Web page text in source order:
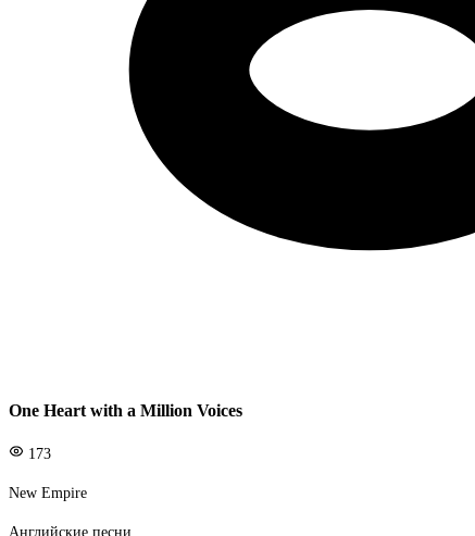
One Heart with a Million Voices
173
New Empire
Английские песни